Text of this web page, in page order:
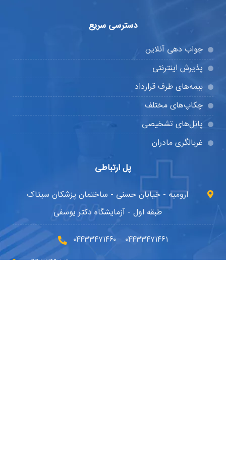
دسترسی سریع
جواب دهی آنلاین
پذیرش اینترنتی
بیمه‌های طرف قرارداد
چکاپ‌های مختلف
پانل‌های تشخیصی
غربالگری مادران
پل ارتباطی
ارومیه - خیابان حسنی - ساختمان پزشکان سیتاک
طبقه اول - آزمایشگاه دکتر یوسفی
۰۴۴۳۳۴۷۱۴۶۰ - ۰۴۴۳۳۴۷۱۴۶۱
۰۴۴۳۳۴۶۲۰۳۰